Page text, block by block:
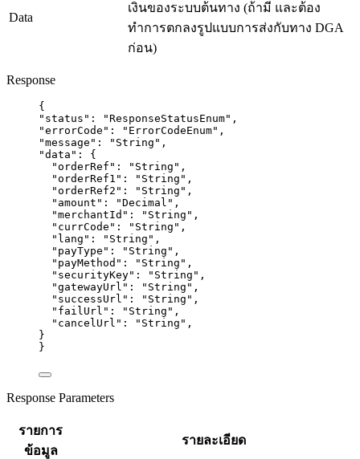
Data
เงินของระบบต้นทาง (ถ้ามี และต้อง
ทำการตกลงรูปแบบการส่งกับทาง DGA
ก่อน)
Response
{
"status" : "ResponseStatusEnum" ,
"errorCode" : " ErrorCodeEnum" ,
"message" : " String " ,
"data" : {
"orderRef" : " String " ,
"orderRef1" : " String " ,
"orderRef2" : " String " ,
"amount" : "Decimal " ,
"merchantId" : " String " ,
"currCode" : " String " ,
"lang" : " String " ,
"payType" : " String " ,
"payMethod" : " String " ,
"securityKey" : " String " ,
"gatewayUrl" : " String " ,
"successUrl" : " String " ,
"failUrl" : " String " ,
"cancelUrl" : " String " ,
}
}
Response Parameters
รายการ
ข้อมูล
รายละเอียด